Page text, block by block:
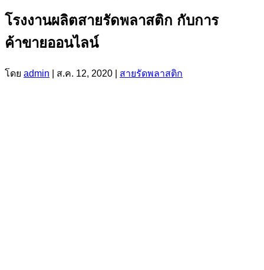
โรงงานผลิตสายรัดพลาสติก กับการ
ค้าขายออนไลน์
โดย admin ส.ค. 12, 2020 สายรัดพลาสติก